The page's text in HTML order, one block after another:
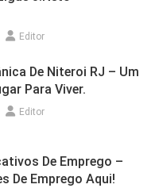
Editor
De Niteroi RJ – Um
Para Viver.
Editor
De Emprego –
De Emprego Aqui!